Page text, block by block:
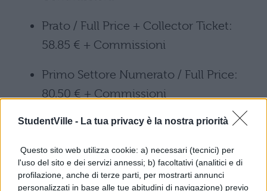
StudentVille - La tua privacy è la nostra priorità
Questo sito web utilizza cookie: a) necessari (tecnici) per
l'uso del sito e dei servizi annessi; b) facoltativi (analitici e di
profilazione, anche di terze parti, per mostrarti annunci
personalizzati in base alle tue abitudini di navigazione) previo
Prato / Full Price + Collector Ticket:
58.85 € + Commissioni
Primo Settore Numerato / Full Price:
80.50 € + Commissioni
Primo Settore Numerato / Full Price +
Commissioni